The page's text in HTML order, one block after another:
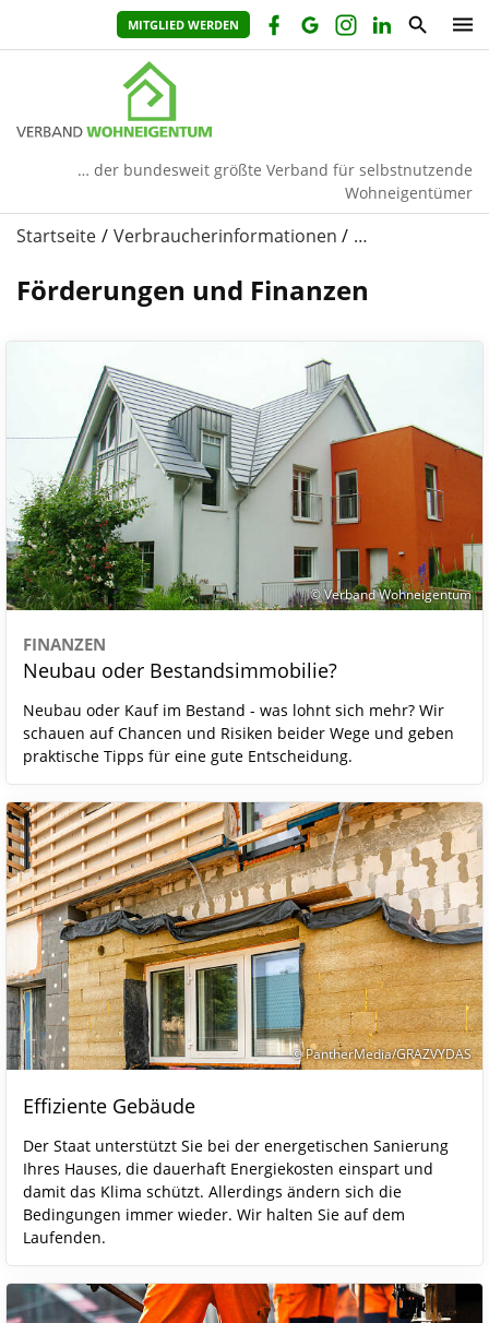
MITGLIED WERDEN
… der bundesweit größte Verband für selbstnutzende
Wohneigentümer
Startseite Verbraucherinformationen …
Förderungen und Finanzen
© Verband Wohneigentum
FINANZEN
Neubau oder Bestandsimmobilie?
Neubau oder Kauf im Bestand - was lohnt sich mehr? Wir
schauen auf Chancen und Risiken beider Wege und geben
praktische Tipps für eine gute Entscheidung.
© PantherMedia/GRAZVYDAS
Effiziente Gebäude
Der Staat unterstützt Sie bei der energetischen Sanierung
Ihres Hauses, die dauerhaft Energiekosten einspart und
damit das Klima schützt. Allerdings ändern sich die
Bedingungen immer wieder. Wir halten Sie auf dem
Laufenden.